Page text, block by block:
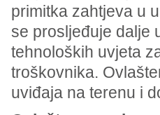
primitka zahtjeva u
se prosljeđuje dalje
tehnoloških uvjeta
troškovnika.
uviđaja na terenu i